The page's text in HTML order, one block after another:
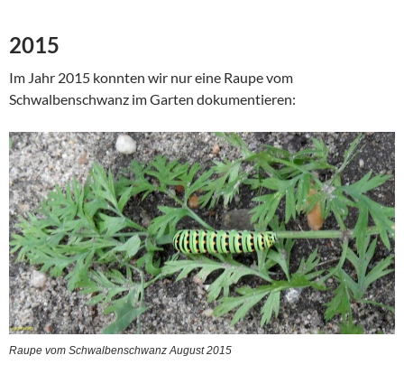
2015
Im Jahr 2015 konnten wir nur eine Raupe vom
Schwalbenschwanz im Garten dokumentieren:
Raupe vom Schwalbenschwanz August 2015